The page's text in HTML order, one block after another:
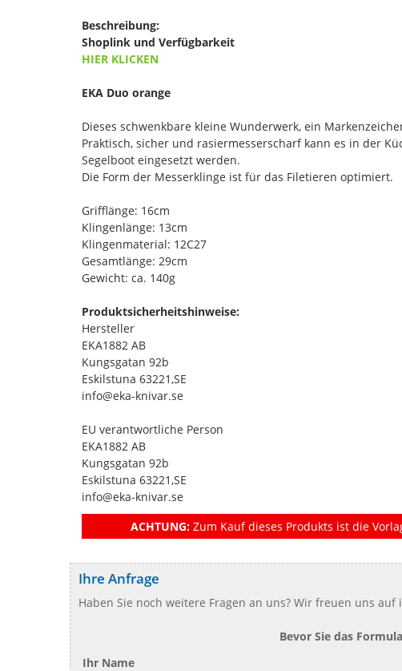
Beschreibung:
Shoplink und Verfügbarkeit
HIER KLICKEN
EKA Duo orange
Dieses schwenkbare kleine Wunderwerk, ein
Praktisch, sicher und rasiermesserscharf kann es in der
Segelboot eingesetzt werden.
Die Form der Messerklinge ist für das Filetieren optimiert.
Grifflänge: 16cm
Klingenlänge: 13cm
Klingenmaterial: 12C27
Gesamtlänge: 29cm
Gewicht: ca. 140g
Produktsicherheitshinweise:
Hersteller
EKA1882 AB
Kungsgatan 92b
Eskilstuna 63221,SE
info@eka-knivar.se
EU verantwortliche Person
EKA1882 AB
Kungsgatan 92b
Eskilstuna 63221,SE
info@eka-knivar.se
ACHTUNG: Zum Kauf dieses Produkts ist die
Ihre Anfrage
Haben Sie noch weitere Fragen an uns? Wir freuen uns auf
Bevor Sie das
Ihr Name